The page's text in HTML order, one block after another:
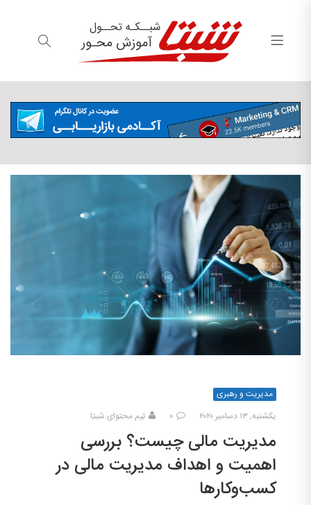
مدیریت و رهبری
یکشنبه, ۱۳ دسامبر ۲۰۲۰
۰ تیم محتوای شبتا
مدیریت مالی چیست؟ بررسی
اهمیت و اهداف مدیریت مالی در
کسب‌وکارها